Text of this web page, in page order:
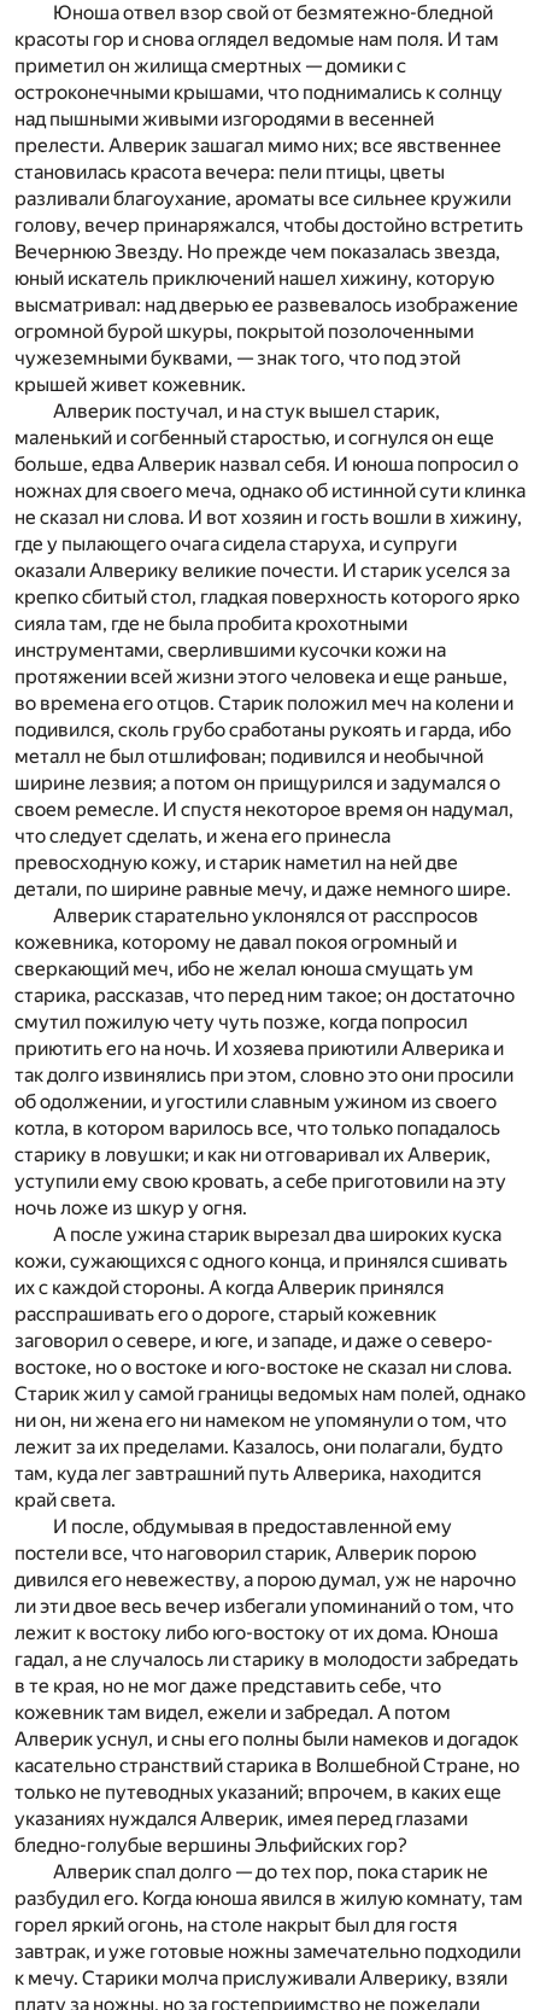
Юноша отвел взор свой от безмятежно-бледной
красоты гор и снова оглядел ведомые нам поля. И там
приметил он жилища смертных — домики с
остроконечными крышами, что поднимались к солнцу
над пышными живыми изгородями в весенней
прелести. Алверик зашагал мимо них; все явственнее
становилась красота вечера: пели птицы, цветы
разливали благоухание, ароматы все сильнее кружили
голову, вечер принаряжался, чтобы достойно встретить
Вечернюю Звезду. Но прежде чем показалась звезда,
юный искатель приключений нашел хижину, которую
высматривал: над дверью ее развевалось изображение
огромной бурой шкуры, покрытой позолоченными
чужеземными буквами, — знак того, что под этой
крышей живет кожевник.
Алверик постучал, и на стук вышел старик,
маленький и согбенный старостью, и согнулся он еще
больше, едва Алверик назвал себя. И юноша попросил о
ножнах для своего меча, однако об истинной сути клинка
не сказал ни слова. И вот хозяин и гость вошли в хижину,
где у пылающего очага сидела старуха, и супруги
оказали Алверику великие почести. И старик уселся за
крепко сбитый стол, гладкая поверхность которого ярко
сияла там, где не была пробита крохотными
инструментами, сверлившими кусочки кожи на
протяжении всей жизни этого человека и еще раньше,
во времена его отцов. Старик положил меч на колени и
подивился, сколь грубо сработаны рукоять и гарда, ибо
металл не был отшлифован; подивился и необычной
ширине лезвия; а потом он прищурился и задумался о
своем ремесле. И спустя некоторое время он надумал,
что следует сделать, и жена его принесла
превосходную кожу, и старик наметил на ней две
детали, по ширине равные мечу, и даже немного шире.
Алверик старательно уклонялся от расспросов
кожевника, которому не давал покоя огромный и
сверкающий меч, ибо не желал юноша смущать ум
старика, рассказав, что перед ним такое; он достаточно
смутил пожилую чету чуть позже, когда попросил
приютить его на ночь. И хозяева приютили Алверика и
так долго извинялись при этом, словно это они просили
об одолжении, и угостили славным ужином из своего
котла, в котором варилось все, что только попадалось
старику в ловушки; и как ни отговаривал их Алверик,
уступили ему свою кровать, а себе приготовили на эту
ночь ложе из шкур у огня.
А после ужина старик вырезал два широких куска
кожи, сужающихся с одного конца, и принялся сшивать
их с каждой стороны. А когда Алверик принялся
расспрашивать его о дороге, старый кожевник
заговорил о севере, и юге, и западе, и даже о северо-
востоке, но о востоке и юго-востоке не сказал ни слова.
Старик жил у самой границы ведомых нам полей, однако
ни он, ни жена его ни намеком не упомянули о том, что
лежит за их пределами. Казалось, они полагали, будто
там, куда лег завтрашний путь Алверика, находится
край света.
И после, обдумывая в предоставленной ему
постели все, что наговорил старик, Алверик порою
дивился его невежеству, а порою думал, уж не нарочно
ли эти двое весь вечер избегали упоминаний о том, что
лежит к востоку либо юго-востоку от их дома. Юноша
гадал, а не случалось ли старику в молодости забредать
в те края, но не мог даже представить себе, что
кожевник там видел, ежели и забредал. А потом
Алверик уснул, и сны его полны были намеков и догадок
касательно странствий старика в Волшебной Стране, но
только не путеводных указаний; впрочем, в каких еще
указаниях нуждался Алверик, имея перед глазами
бледно-голубые вершины Эльфийских гор?
Алверик спал долго — до тех пор, пока старик не
разбудил его. Когда юноша явился в жилую комнату, там
горел яркий огонь, на столе накрыт был для гостя
завтрак, и уже готовые ножны замечательно подходили
к мечу. Старики молча прислуживали Алверику, взяли
плату за ножны, но за гостеприимство не пожелали